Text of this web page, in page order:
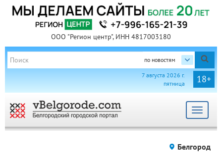
ООО "Регион центр", ИНН 4817003180
по новостям
18+
7 августа 2026 г.
пятница
Toggle
Белгород